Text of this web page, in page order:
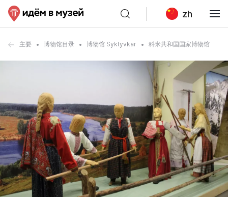
zh
主要 博物馆目录 博物馆 Syktyvkar 科米共和国国家博物馆